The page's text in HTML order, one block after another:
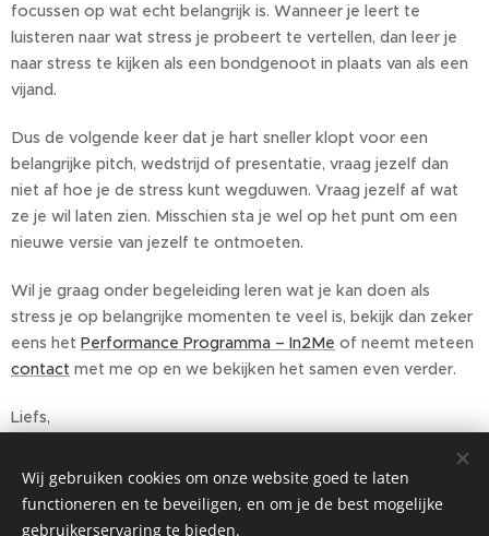
focussen op wat echt belangrijk is. Wanneer je leert te
luisteren naar wat stress je probeert te vertellen, dan leer je
naar stress te kijken als een bondgenoot in plaats van als een
vijand.
Dus de volgende keer dat je hart sneller klopt voor een
belangrijke pitch, wedstrijd of presentatie, vraag jezelf dan
niet af hoe je de stress kunt wegduwen. Vraag jezelf af wat
ze je wil laten zien. Misschien sta je wel op het punt om een
nieuwe versie van jezelf te ontmoeten.
Wil je graag onder begeleiding leren wat je kan doen als
stress je op belangrijke momenten te veel is, bekijk dan zeker
eens het Performance Programma – In2Me of neemt meteen
contact met me op en we bekijken het samen even verder.
Liefs,
Share
Wij gebruiken cookies om onze website goed te laten
functioneren en te beveiligen, en om je de best mogelijke
gebruikerservaring te bieden.